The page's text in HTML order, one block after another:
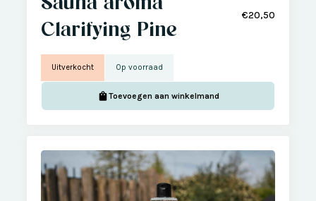
Clarifying Pine
€20,50
Uitverkocht Op voorraad
Toevoegen aan winkelmand